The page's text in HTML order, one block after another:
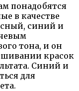
понадобятся
в качестве
синий и
тона, и он
красок
Синий и
для